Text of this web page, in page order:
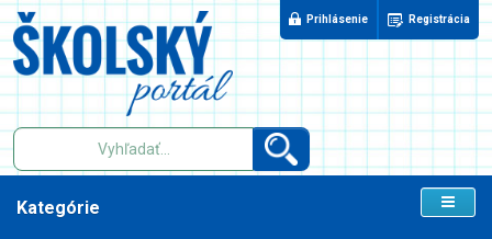
Prihlásenie Registrácia
Kategórie